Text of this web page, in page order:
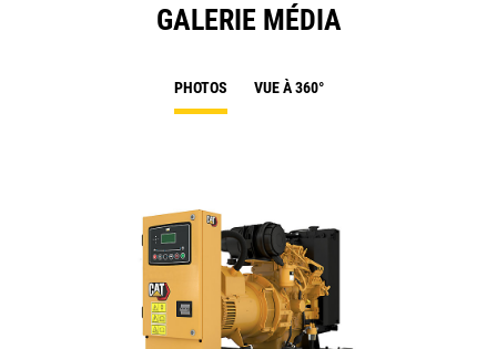
GALERIE MÉDIA
PHOTOS VUE À 360°